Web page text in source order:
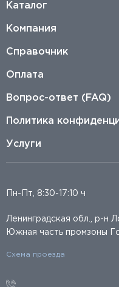
Каталог
Компания
Справочник
Оплата
Вопрос-ответ (FAQ)
Политика
Услуги
Пн-Пт, 8:30-17:10 ч
Ленинградская обл., р-н
Южная часть промзоны
Схема проезда